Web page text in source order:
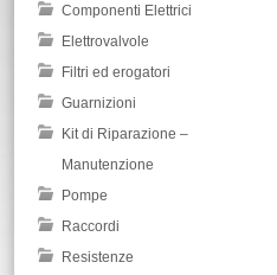
Componenti Elettrici
Elettrovalvole
Filtri ed erogatori
Guarnizioni
Kit di Riparazione –
Manutenzione
Pompe
Raccordi
Resistenze